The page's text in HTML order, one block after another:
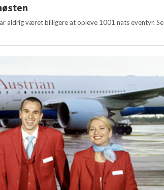
aldrig været billigere at opleve 1001 nats eventyr. Se